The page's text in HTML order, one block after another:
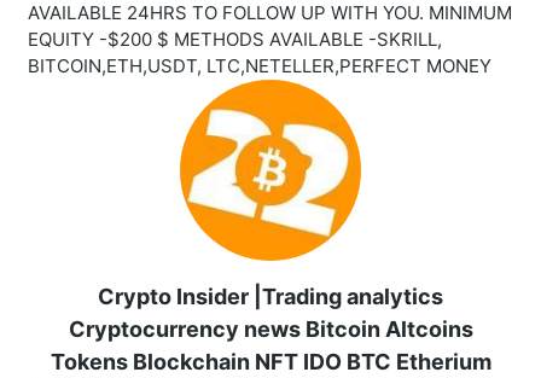
AVAILABLE 24HRS TO FOLLOW UP WITH YOU. MINIMUM
EQUITY -$200 $ METHODS AVAILABLE -SKRILL,
BITCOIN,ETH,USDT, LTC,NETELLER,PERFECT MONEY
Crypto Insider |Trading analytics
Cryptocurrency news Bitcoin Altcoins
Tokens Blockchain NFT IDO BTC Etherium